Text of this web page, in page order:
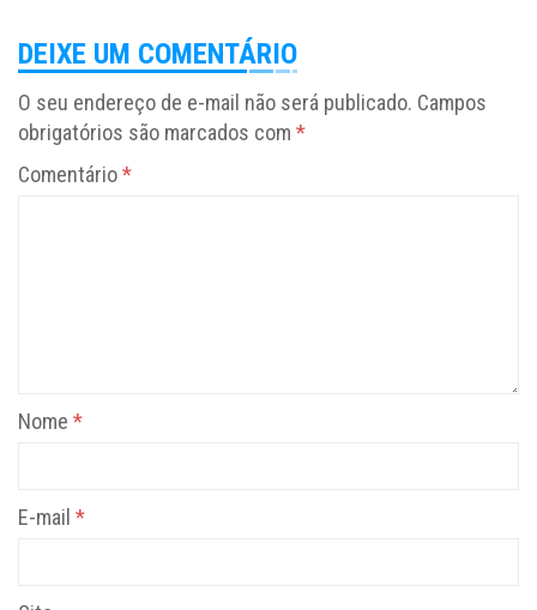
DEIXE UM COMENTÁRIO
O seu endereço de e-mail não será publicado. Campos
obrigatórios são marcados com *
Comentário*
Nome *
E-mail *